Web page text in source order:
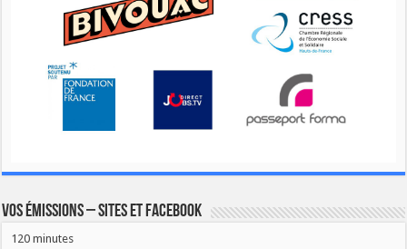
Vos émissions – Sites et Facebook
120 minutes